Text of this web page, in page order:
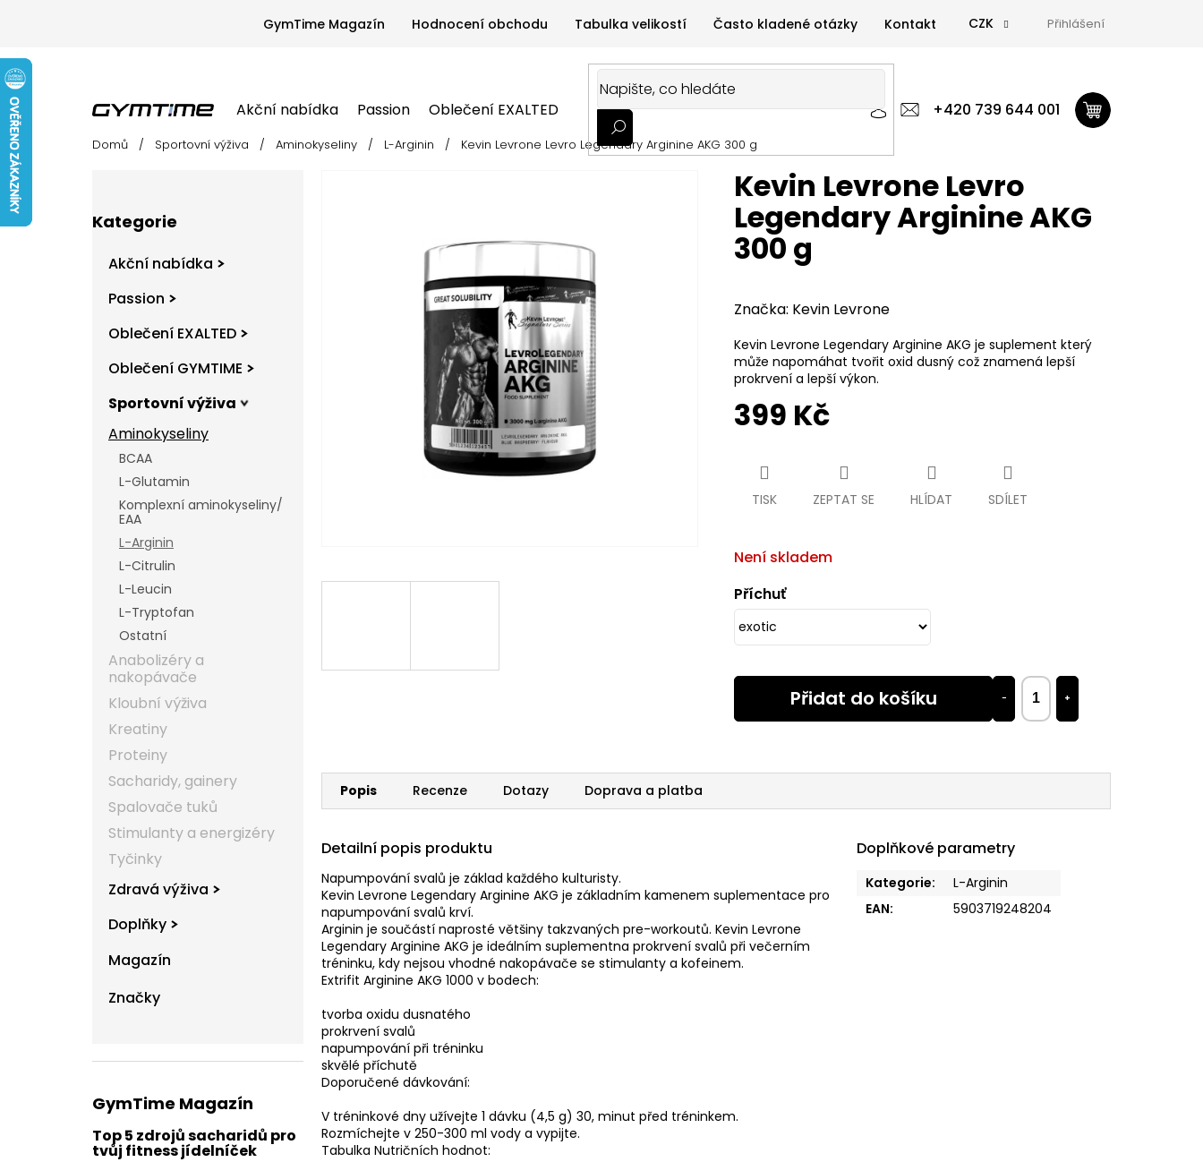
GymTime Magazín Hodnocení obchodu Tabulka velikostí Často kladené otázky Kontakt CZK Přihlášení
+420 739 644 001
Akční nabídka Passion Oblečení EXALTED Oblečení GYMTIME Sportovní výživa Zdravá výživa Doplňky GymTime Magazín
Akční nabídka Passion Oblečení EXALTED Oblečení GYMTIME Sportovní výživa Zdravá výživa Doplňky
Domů / Sportovní výživa / Aminokyseliny / L-Arginin / Kevin Levrone Levro Legendary Arginine AKG 300 g
kategorie
Kategorie
Akční nabídka
Passion
Oblečení EXALTED
Oblečení GYMTIME
Sportovní výživa
Aminokyseliny
BCAA
L-Glutamin
Komplexní aminokyseliny/
EAA
L-Arginin
L-Citrulin
L-Leucin
L-Tryptofan
Ostatní
Anabolizéry a
nakopávače
Kloubní výživa
Kreatiny
Proteiny
Sacharidy, gainery
Spalovače tuků
Stimulanty a energizéry
Tyčinky
Zdravá výživa
Doplňky
Magazín
Značky
GymTime Magazín
Top 5 zdrojů sacharidů pro
tvůj fitness jídelníček
399 Kč
Není skladem
Příchuť
+
−
Přidat do košíku
Kevin Levrone Legendary Arginine AKG je suplement který
může napomáhat tvořit oxid dusný což znamená lepší
prokrvení a lepší výkon.
TISK ZEPTAT SE HLÍDAT SDÍLET
Kevin Levrone Levro
Legendary Arginine AKG
300 g
Značka: Kevin Levrone
Popis Recenze Dotazy Doprava a platba
Detailní popis produktu
Napumpování svalů je základ každého kulturisty.
Kevin Levrone Legendary Arginine AKG je základním kamenem suplementace pro
napumpování svalů krví.
Arginin je součástí naprosté většiny takzvaných pre-workoutů. Kevin Levrone
Legendary Arginine AKG je ideálním suplementna prokrvení svalů při večerním
tréninku, kdy nejsou vhodné nakopávače se stimulanty a kofeinem.
Extrifit Arginine AKG 1000 v bodech:
tvorba oxidu dusnatého
prokrvení svalů
napumpování při tréninku
skvělé příchutě
Doporučené dávkování:
V tréninkové dny užívejte 1 dávku (4,5 g) 30, minut před tréninkem.
Rozmíchejte v 250-300 ml vody a vypijte.
Tabulka Nutričních hodnot:
Doplňkové parametry
Kategorie:
L-Arginin
EAN: 5903719248204